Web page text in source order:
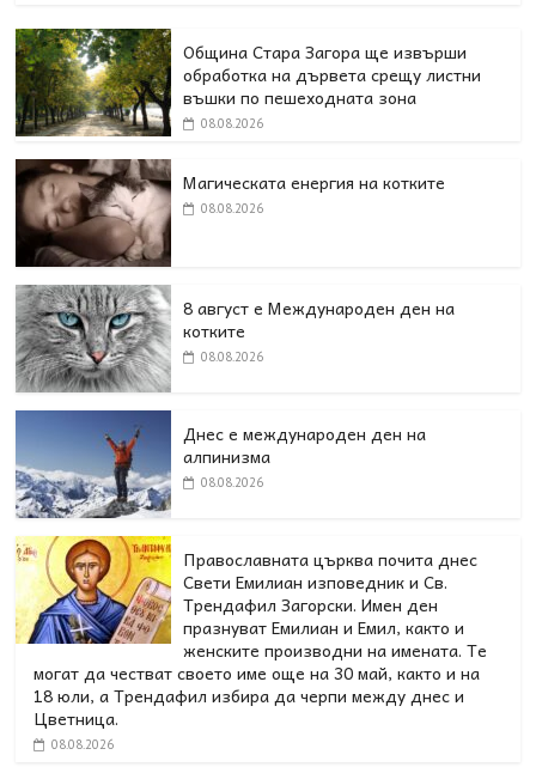
Община Стара Загора ще извърши
обработка на дървета срещу листни
въшки по пешеходната зона
08.08.2026
Магическата енергия на котките
08.08.2026
8 август е Международен ден на
котките
08.08.2026
Днес е международен ден на
алпинизма
08.08.2026
Православната църква почита днес
Свети Емилиан изповедник и Св.
Трендафил Загорски. Имен ден
празнуват Емилиан и Емил, както и
женските производни на имената. Те
могат да честват своето име още на 30 май, както и на
18 юли, а Трендафил избира да черпи между днес и
Цветница.
08.08.2026